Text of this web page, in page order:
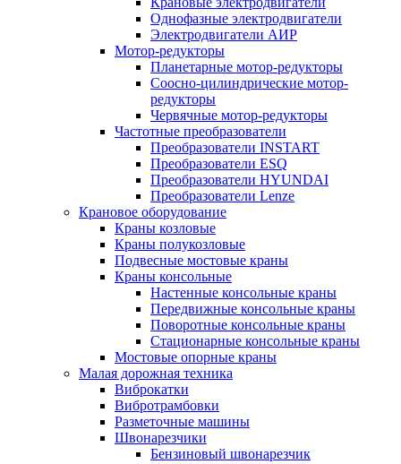
Однофазные электродвигатели
Электродвигатели АИР
Мотор-редукторы
Планетарные мотор-редукторы
Соосно-цилиндрические мотор-
редукторы
Червячные мотор-редукторы
Частотные преобразователи
Преобразователи INSTART
Преобразователи ESQ
Преобразователи HYUNDAI
Преобразователи Lenze
Крановое оборудование
Краны козловые
Краны полукозловые
Подвесные мостовые краны
Краны консольные
Настенные консольные краны
Передвижные консольные краны
Поворотные консольные краны
Стационарные консольные краны
Мостовые опорные краны
Малая дорожная техника
Виброкатки
Вибротрамбовки
Разметочные машины
Швонарезчики
Бензиновый швонарезчик